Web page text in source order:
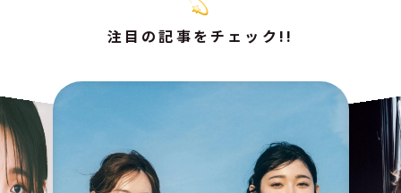
注目の記事をチェック!!